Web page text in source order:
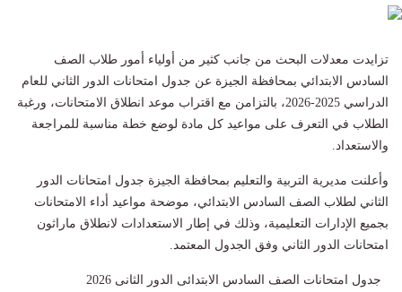
تزايدت معدلات البحث من جانب كثير من أولياء أمور طلاب الصف
السادس الابتدائي بمحافظة الجيزة عن جدول امتحانات الدور الثاني للعام
الدراسي 2025-2026، بالتزامن مع اقتراب موعد انطلاق الامتحانات، ورغبة
الطلاب في التعرف على مواعيد كل مادة لوضع خطة مناسبة للمراجعة
والاستعداد.
وأعلنت مديرية التربية والتعليم بمحافظة الجيزة جدول امتحانات الدور
الثاني لطلاب الصف السادس الابتدائي، موضحة مواعيد أداء الامتحانات
بجميع الإدارات التعليمية، وذلك في إطار الاستعدادات لانطلاق ماراثون
امتحانات الدور الثاني وفق الجدول المعتمد.
جدول امتحانات الصف السادس الابتدائى الدور الثانى 2026